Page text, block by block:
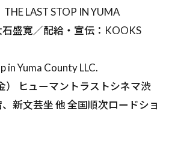
LAST STOP IN YUMA
盛寛／配給・宣伝：KOOKS
in Yuma County LLC.
） ヒューマントラストシネマ渋
新文芸坐 他 全国順次ロードショ